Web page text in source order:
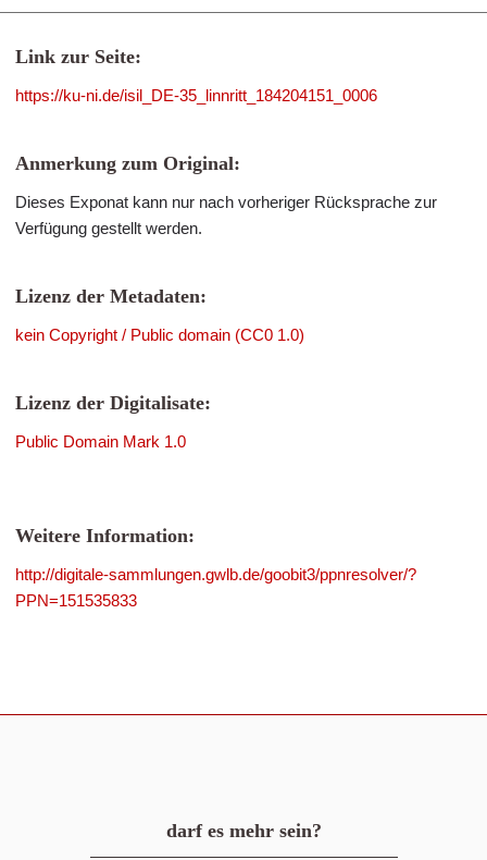
Link zur Seite:
https://ku-ni.de/isil_DE-35_linnritt_184204151_0006
Anmerkung zum Original:
Dieses Exponat kann nur nach vorheriger Rücksprache zur
Verfügung gestellt werden.
Lizenz der Metadaten:
kein Copyright / Public domain (CC0 1.0)
Lizenz der Digitalisate:
Public Domain Mark 1.0
Weitere Information:
http://digitale-sammlungen.gwlb.de/goobit3/ppnresolver/?
PPN=151535833
darf es mehr sein?